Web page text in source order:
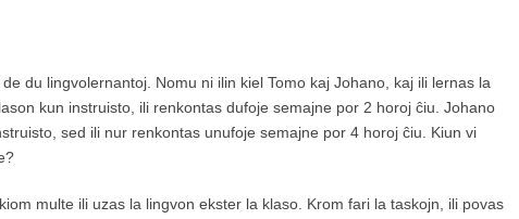
du lingvolernantoj. Nomu ni ilin kiel Tomo kaj Johano, kaj ili lernas la
kun instruisto, ili renkontas dufoje semajne por 2 horoj ĉiu. Johano
sed ili nur renkontas unufoje semajne por 4 horoj ĉiu. Kiun vi
multe ili uzas la lingvon ekster la klaso. Krom fari la taskojn, ili povas